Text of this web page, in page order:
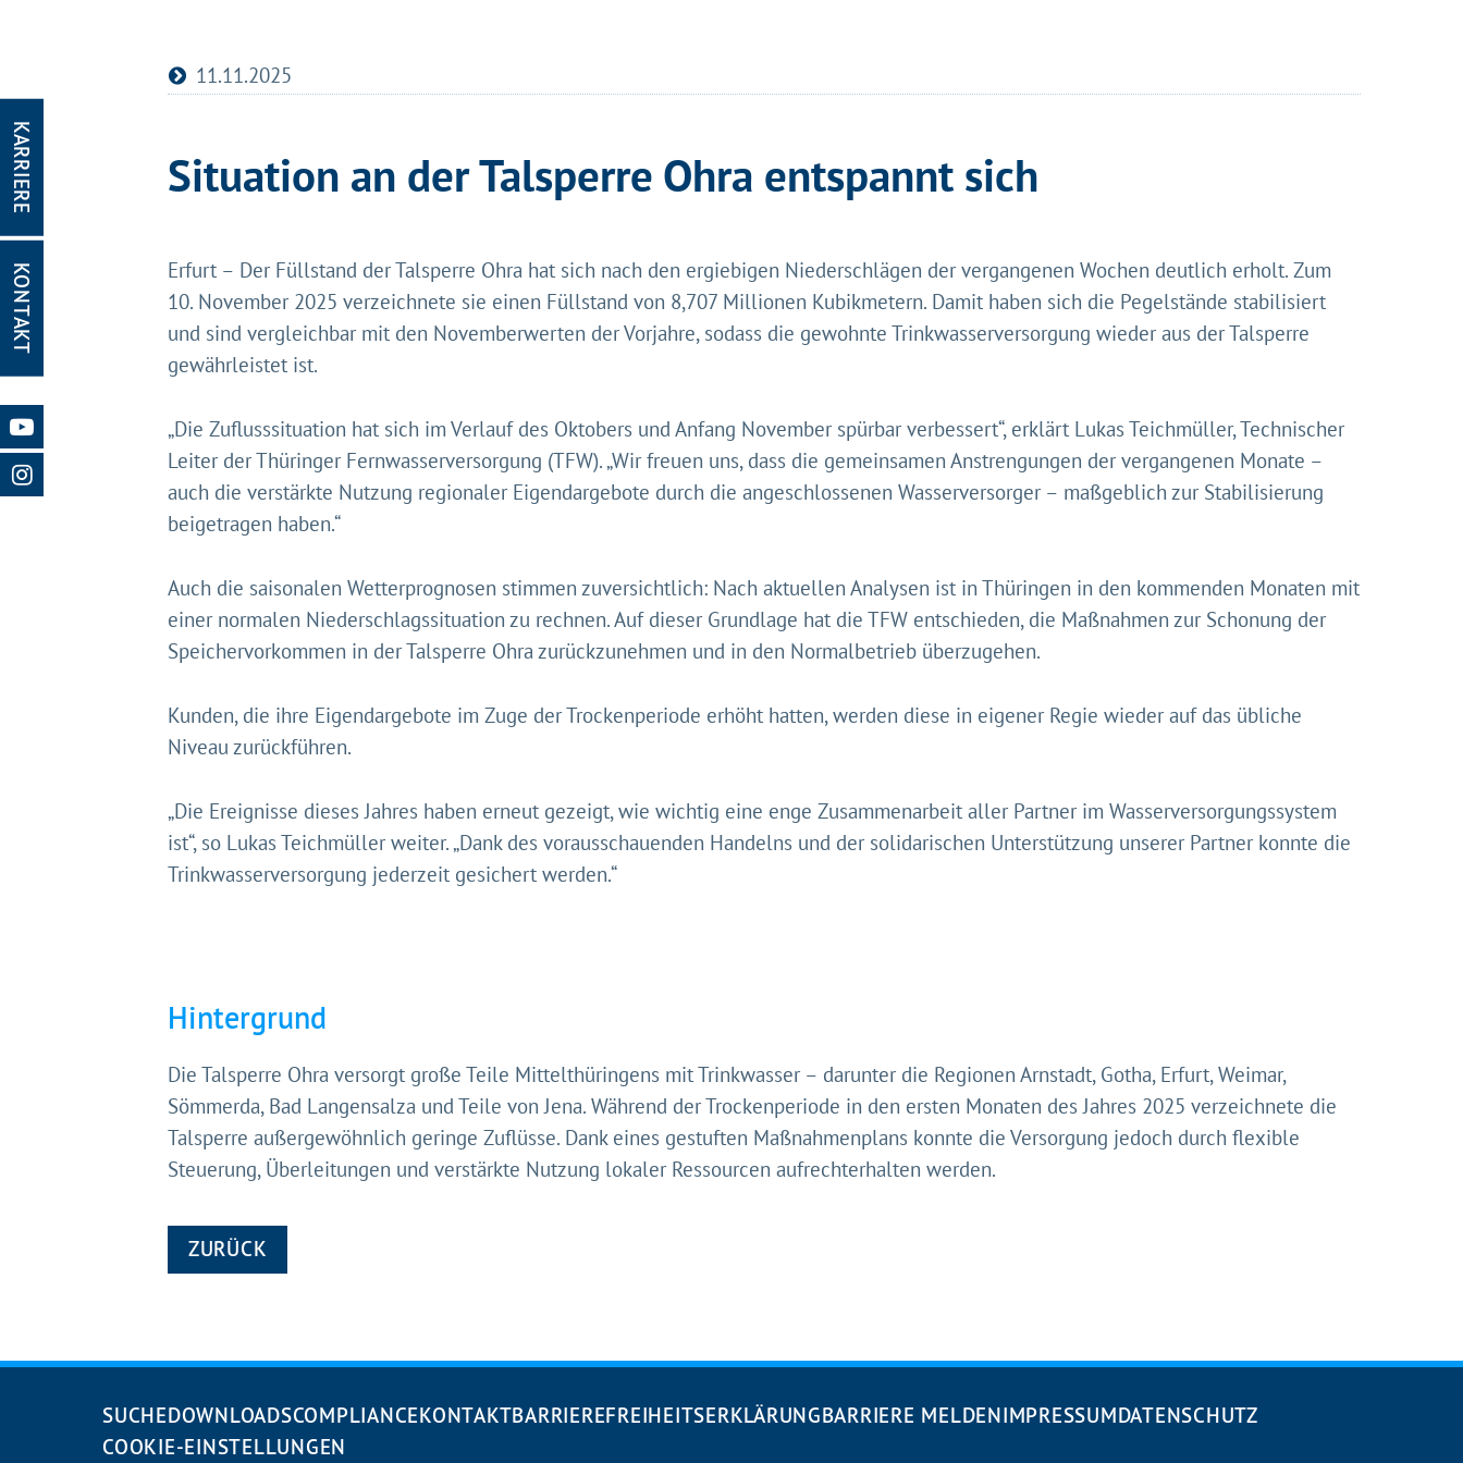
11.11.2025
Situation an der Talsperre Ohra entspannt sich
Erfurt – Der Füllstand der Talsperre Ohra hat sich nach den ergiebigen Niederschlägen der vergangenen Wochen deutlich erholt. Zum
10. November 2025 verzeichnete sie einen Füllstand von 8,707 Millionen Kubikmetern. Damit haben sich die Pegelstände stabilisiert
und sind vergleichbar mit den Novemberwerten der Vorjahre, sodass die gewohnte Trinkwasserversorgung wieder aus der Talsperre
gewährleistet ist.
„Die Zuflusssituation hat sich im Verlauf des Oktobers und Anfang November spürbar verbessert“, erklärt Lukas Teichmüller, Technischer
Leiter der Thüringer Fernwasserversorgung (TFW). „Wir freuen uns, dass die gemeinsamen Anstrengungen der vergangenen Monate –
auch die verstärkte Nutzung regionaler Eigendargebote durch die angeschlossenen Wasserversorger – maßgeblich zur Stabilisierung
beigetragen haben.“
Auch die saisonalen Wetterprognosen stimmen zuversichtlich: Nach aktuellen Analysen ist in Thüringen in den kommenden Monaten mit
einer normalen Niederschlagssituation zu rechnen. Auf dieser Grundlage hat die TFW entschieden, die Maßnahmen zur Schonung der
Speichervorkommen in der Talsperre Ohra zurückzunehmen und in den Normalbetrieb überzugehen.
Kunden, die ihre Eigendargebote im Zuge der Trockenperiode erhöht hatten, werden diese in eigener Regie wieder auf das übliche
Niveau zurückführen.
„Die Ereignisse dieses Jahres haben erneut gezeigt, wie wichtig eine enge Zusammenarbeit aller Partner im Wasserversorgungssystem
ist“, so Lukas Teichmüller weiter. „Dank des vorausschauenden Handelns und der solidarischen Unterstützung unserer Partner konnte die
Trinkwasserversorgung jederzeit gesichert werden.“
Hintergrund
Die Talsperre Ohra versorgt große Teile Mittelthüringens mit Trinkwasser – darunter die Regionen Arnstadt, Gotha, Erfurt, Weimar,
Sömmerda, Bad Langensalza und Teile von Jena. Während der Trockenperiode in den ersten Monaten des Jahres 2025 verzeichnete die
Talsperre außergewöhnlich geringe Zuflüsse. Dank eines gestuften Maßnahmenplans konnte die Versorgung jedoch durch flexible
Steuerung, Überleitungen und verstärkte Nutzung lokaler Ressourcen aufrechterhalten werden.
ZURÜCK
KARRIERE
KONTAKT
Navigation
überspringen
SUCHEDOWNLOADSCOMPLIANCEKONTAKTBARRIEREFREIHEITS­ERKLÄRUNGBARRIERE MELDENIMPRESSUMDATENSCHUTZ
COOKIE-EINSTELLUNGEN
Gleich geht's los!
Mit Ihrer Zustimmung möchten wir moderne Web-Technologien auf unserer
Impressum & Datenschutz